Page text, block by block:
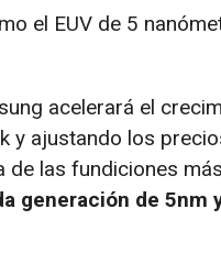
el EUV de 5
acelerará el
y ajustando los
de las fundiciones
generación de 5nm